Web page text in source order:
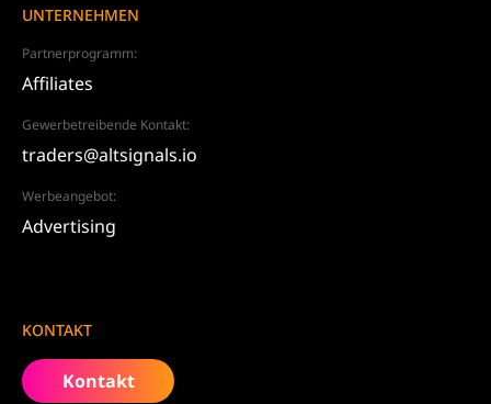
UNTERNEHMEN
Partnerprogramm:
Affiliates
Gewerbetreibende Kontakt:
traders@altsignals.io
Werbeangebot:
Advertising
KONTAKT
Kontakt